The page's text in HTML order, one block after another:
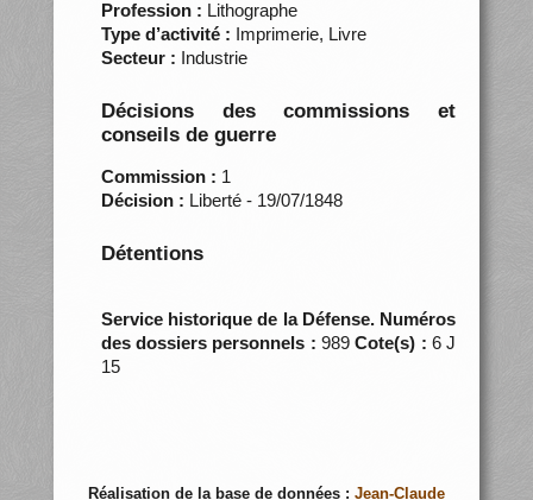
Profession : Lithographe
Type d’activité : Imprimerie, Livre
Secteur : Industrie
Décisions des commissions et
conseils de guerre
Commission : 1
Décision : Liberté - 19/07/1848
Détentions
Service historique de la Défense. Numéros
des dossiers personnels : 989Cote(s) : 6 J
15
Réalisation de la base de données : Jean-Claude